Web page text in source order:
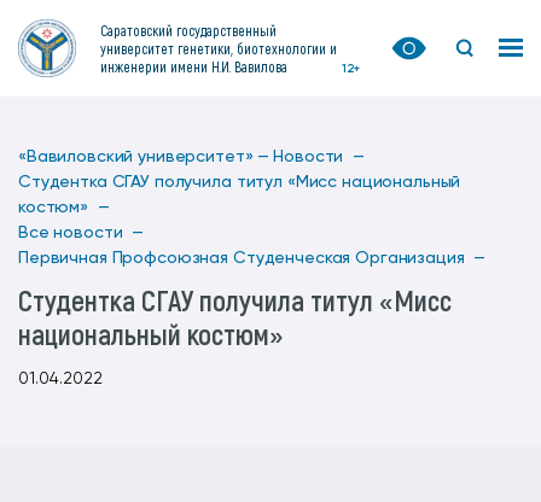
Саратовский государственный
университет генетики, биотехнологии и
инженерии имени Н.И. Вавилова
12+
«Вавиловский университет» — Новости —
Студентка СГАУ получила титул «Мисс национальный
костюм» —
Все новости —
Первичная Профсоюзная Студенческая Организация —
Студентка СГАУ получила титул «Мисс
национальный костюм»
01.04.2022